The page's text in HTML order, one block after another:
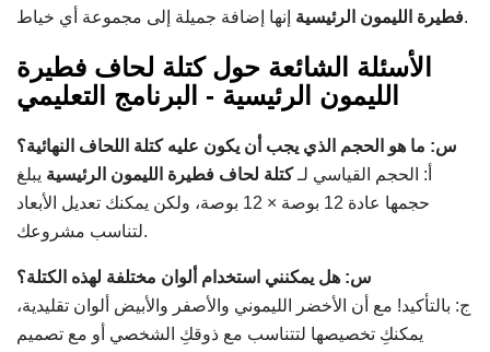
فطيرة الليمون الرئيسيةإنها إضافة جميلة إلى مجموعة أي خياط.
الأسئلة الشائعة حول كتلة لحاف فطيرة
الليمون الرئيسية - البرنامج التعليمي
س: ما هو الحجم الذي يجب أن يكون عليه كتلة اللحاف النهائية؟
أ: الحجم القياسي لـكتلة لحاف فطيرة الليمون الرئيسية يبلغ
حجمها عادة 12 بوصة × 12 بوصة، ولكن يمكنك تعديل الأبعاد
لتناسب مشروعك.
س: هل يمكنني استخدام ألوان مختلفة لهذه الكتلة؟
ج: بالتأكيد! مع أن الأخضر الليموني والأصفر والأبيض ألوان تقليدية،
يمكنكِ تخصيصها لتتناسب مع ذوقكِ الشخصي أو مع تصميم